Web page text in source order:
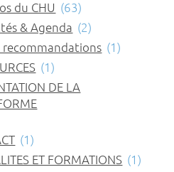
du CHU (63)
& Agenda (2)
recommandations (1)
(1)
DE LA
(1)
ET FORMATIONS (1)